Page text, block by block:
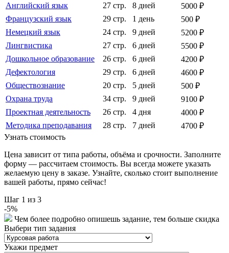
Английский язык
27 стр. 8 дней
5000 ₽
Французский язык
29 стр. 1 день
500 ₽
Немецкий язык
24 стр. 9 дней
5200 ₽
Лингвистика
27 стр. 6 дней
5500 ₽
Дошкольное образование
26 стр. 6 дней
4200 ₽
Дефектология
29 стр. 6 дней
4600 ₽
Обществознание
20 стр. 5 дней
500 ₽
Охрана труда
34 стр. 9 дней
9100 ₽
Проектная деятельность
26 стр. 4 дня
4000 ₽
Методика преподавания
28 стр. 7 дней
4700 ₽
Узнать стоимость
Цена зависит от типа работы, объёма и срочности. Заполните
форму — рассчитаем стоимость. Вы всегда можете указать
желаемую цену в заказе. Узнайте, сколько стоит выполнение
вашей работы, прямо сейчас!
Шаг 1 из 3
-5%
Чем более подробно опишешь задание, тем больше скидка
Выбери тип задания
Укажи предмет